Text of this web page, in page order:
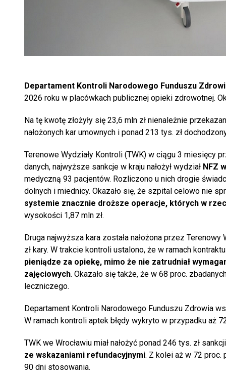
Departament Kontroli Narodowego Funduszu
2026 roku w placówkach publicznej opieki zdrowotnej.
Na tę kwotę złożyły się 23,6 mln zł nienależnie
nałożonych kar umownych i ponad 213 tys. zł
Terenowe Wydziały Kontroli (TWK) w ciągu 3 miesięcy
danych, najwyższe sankcje w kraju nałożył wydział NFZ
medyczną 93 pacjentów. Rozliczono u nich drogie
dolnych i miednicy. Okazało się, że szpital celowo nie
systemie znacznie droższe operacje, których w
wysokości 1,87 mln zł.
Druga najwyższa kara została nałożona przez
zł kary. W trakcie kontroli ustalono, że w ramach
pieniądze za opiekę, mimo że nie zatrudniał
zajęciowych. Okazało się także, że w 68 proc.
leczniczego.
Departament Kontroli Narodowego Funduszu Zdrowia
W ramach kontroli aptek błędy wykryto w przypadku aż
TWK we Wrocławiu miał nałożyć ponad 246 tys. zł
ze wskazaniami refundacyjnymi. Z kolei aż w 72
90 dni stosowania.